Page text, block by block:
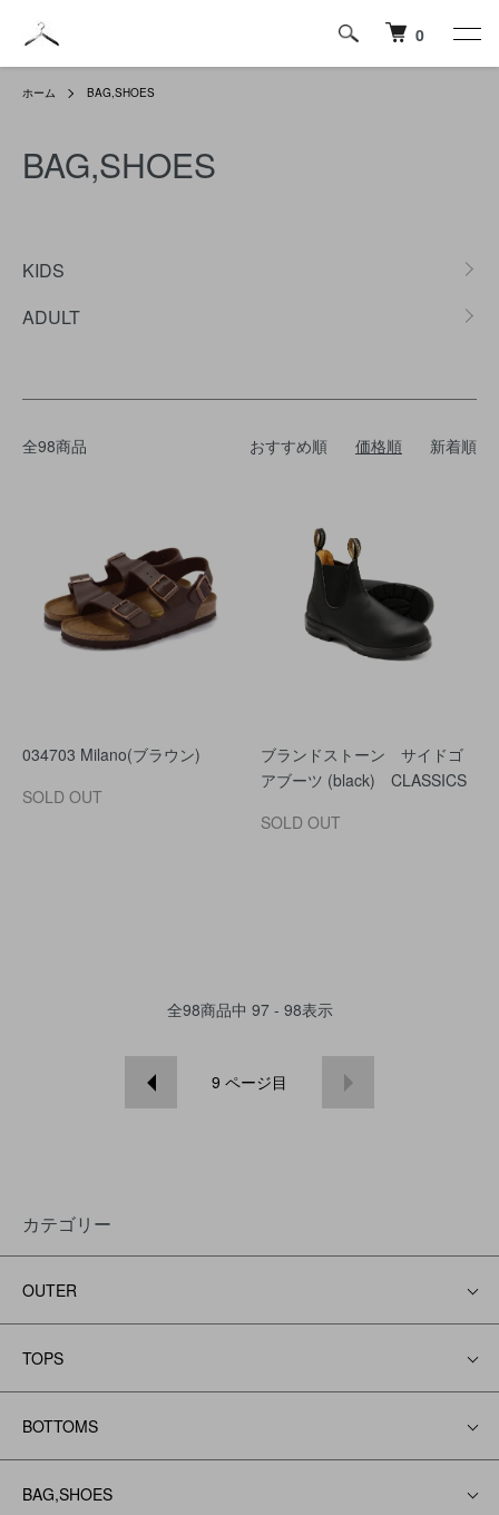
0
ホーム BAG,SHOES
BAG,SHOES
KIDS
ADULT
全98商品 おすすめ順 価格順 新着順
034703 Milano(ブラウン)
SOLD OUT
ブランドストーン サイドゴ
アブーツ (black) CLASSICS
SOLD OUT
全98商品中 97 - 98表示
9 ページ目
カテゴリー
OUTER
TOPS
BOTTOMS
BAG,SHOES